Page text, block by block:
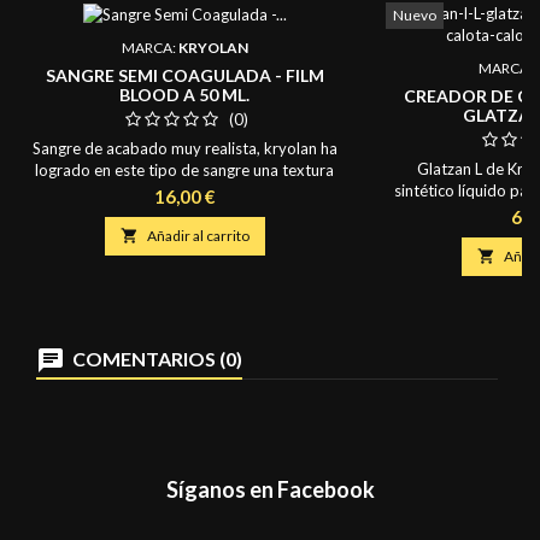
MARCA: KRYOLAN
SANGRE SEMI COAGULADA - FILM
BLOOD A 50 ML.
(0)
Sangre de acabado muy realista, kryolan ha
logrado en este tipo de sangre una textura
hibrida entre liquida y coagulada
extremadamente realista, se puede mezclar
con otros tipos de sangre para lograr
infinidad de efectos especiales sobre la piel.
Precio
16,00 €
 Añadir al carrito
Nuevo
MARCA:
CREADOR DE
Glatzan L de
sintético líquido
ultrafinas.

COMENTARIOS (0)
Síganos en Facebook